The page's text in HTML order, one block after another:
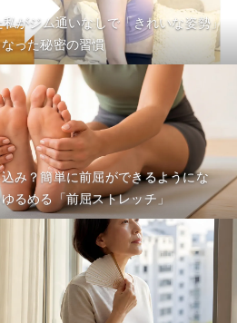
がジム通いなしで「きれいな姿勢」
った秘密の習慣
込み？簡単に前屈ができるようにな
るめる「前屈ストレッチ」